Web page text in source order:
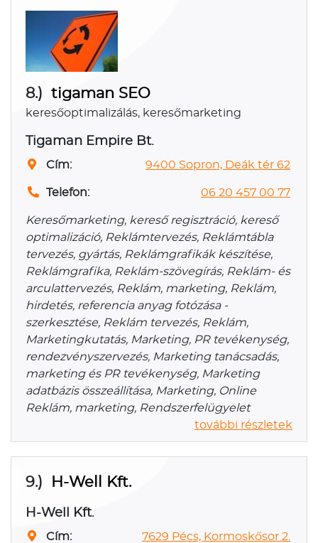
8.) tigaman SEO
keresőoptimalizálás, keresőmarketing
Tigaman Empire Bt.
Cím: 9400 Sopron, Deák tér 62
Telefon: 06 20 457 00 77
Keresőmarketing, kereső regisztráció, kereső
optimalizáció, Reklámtervezés, Reklámtábla
tervezés, gyártás, Reklámgrafikák készítése,
Reklámgrafika, Reklám-szövegírás, Reklám- és
arculattervezés, Reklám, marketing, Reklám,
hirdetés, referencia anyag fotózása -
szerkesztése, Reklám tervezés, Reklám,
Marketingkutatás, Marketing, PR tevékenység,
rendezvényszervezés, Marketing tanácsadás,
marketing és PR tevékenység, Marketing
adatbázis összeállítása, Marketing, Online
Reklám, marketing, Rendszerfelügyelet
további részletek
9.) H-Well Kft.
H-Well Kft.
Cím: 7629 Pécs, Kormoskősor 2.